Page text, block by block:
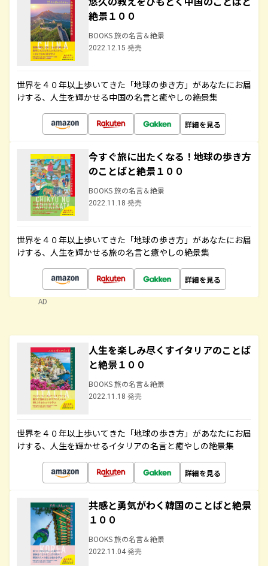
絶景１００
BOOKS 旅の名言＆絶景
2022.12.15 発売
世界を４０年以上歩いてきた「地球の歩き方」があなたにお届
けする、人生を輝かせる中国の名言と癒やしの絶景集
詳細を見る
今すぐ旅に出たくなる！地球の歩き方
のことばと絶景１００
BOOKS 旅の名言＆絶景
2022.11.18 発売
世界を４０年以上歩いてきた「地球の歩き方」があなたにお届
けする、人生を輝かせる旅の名言と癒やしの絶景集
詳細を見る
AD
人生を楽しみ尽くすイタリアのことば
と絶景１００
BOOKS 旅の名言＆絶景
2022.11.18 発売
世界を４０年以上歩いてきた「地球の歩き方」があなたにお届
けする、人生を輝かせるイタリアの名言と癒やしの絶景集
詳細を見る
共感と勇気がわく韓国のことばと絶景
１００
BOOKS 旅の名言＆絶景
2022.11.04 発売